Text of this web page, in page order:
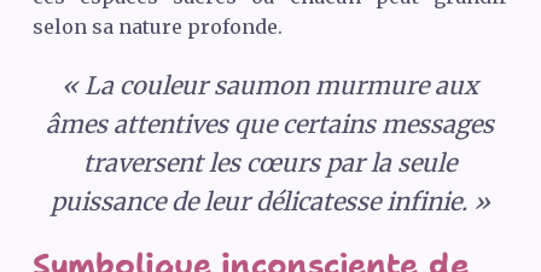
selon sa nature profonde.
« La couleur saumon murmure aux
âmes attentives que certains messages
traversent les cœurs par la seule
puissance de leur délicatesse infinie. »